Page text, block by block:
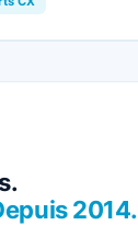
2014.